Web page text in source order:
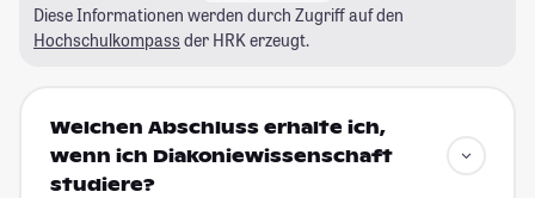
Diese Informationen werden durch Zugriff auf den
Hochschulkompass der HRK erzeugt.
Welchen Abschluss erhalte ich,
wenn ich Diakoniewissenschaft
studiere?